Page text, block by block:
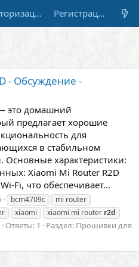
Авторизация Регистрация
- Обсуждение -
это домашний
предлагает хорошие
для
в стабильном
Основные характеристики:
Xiaomi Mi Router R2D
Fi, что обеспечивает...
bcm4709c
mi router
xiaomi xiaomi mi router r2d
Ответы: 1 Раздел: Прошивки для